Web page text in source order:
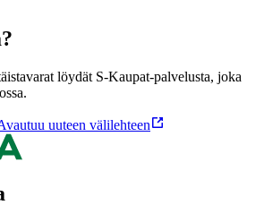
löydät S-Kaupat-palvelusta, joka
uuteen välilehteen